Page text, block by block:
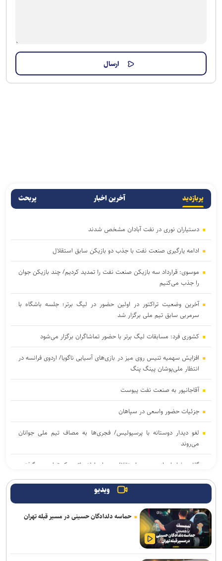
پربازدید آخرین اخبار پربحث
دستیاران نوری در نفت آبادان مشخص شدند
ادامه یارگیری صنعت نفت با جذب دو بازیکن سابق استقلال
موسوی: قرارداد سه بازیکن صنعت نفت را تمدید کردیم/ چند بازیکن جوان
را جذب می‌کنیم
آخرین وضعیت تراکتور در اولین حضور در لیگ برتر؛ جلسه باشگاه با
سرمربی سابق تیم ملی برگزار شد
کشوری فرد: مسابقات لیگ برتر با حضور تماشاگران برگزار می‌شود
افزایش سهمیه تنیس روی میز در بازی‌های آسیایی ناگویا/ اردوی فرانسه در
انتظار ملی‌پوشان پینگ پنگ
آقاجانپور به صنعت نفت پیوست
جزئیات حضور واسعی در سپاهان
لغو دیدار دوستانه با پرسپولیس/ فجری‌ها به مصاف تیم ملی جوانان
می‌روند
گلایه رضاییان از مدیریت استقلال: به‌جای اولتیماتوم یک تماس می‌گرفتید
کاراته آسیای میانه| پایان کار تیم ملی با کسب ۱۹ مدال رنگارنگ
فریادشیران: اخبارمربوط به خواهرخواندگی کذب است/ تنها مجوز مدرسه
فوتبال صادر کرده‌ایم
روشن: تا زمانی که فوتبال استقلال سامان نگیرد، توسعه سایر رشته ها
اولویت ندارد/ باید به بختیاری زاده کمک شود
ویدیو
حماسه دلدادگان حسینی در مسیر قبله تهران